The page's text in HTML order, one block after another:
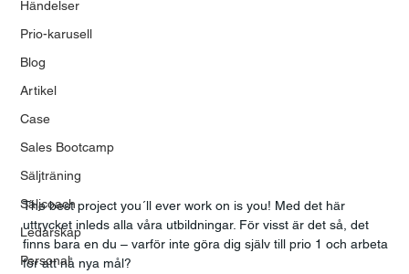
Händelser
Prio-karusell
Blog
Artikel
Case
Sales Bootcamp
Säljträning
Säljcoach
Ledarskap
Personal
The best project you´ll ever work on is you! Med det här
uttrycket inleds alla våra utbildningar. För visst är det så, det
finns bara en du – varför inte göra dig själv till prio 1 och arbeta
för att nå nya mål?